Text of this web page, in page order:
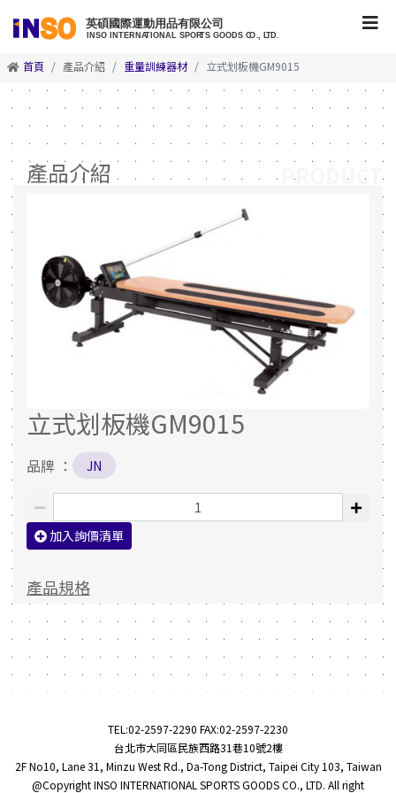
首頁 產品介紹 重量訓練器材 立式划板機GM9015
產品介紹
立式划板機GM9015
品牌 ： JN
加入詢價清單
產品規格
PRODUCT
TEL:02-2597-2290 FAX:02-2597-2230
台北市大同區民族西路31巷10號2樓
2F No10, Lane 31, Minzu West Rd., Da-Tong District, Taipei City 103, Taiwan
@Copyright INSO INTERNATIONAL SPORTS GOODS CO., LTD. All right